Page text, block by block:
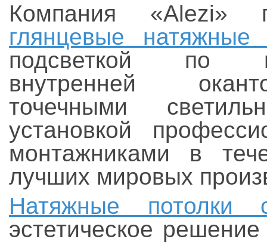
Компания «Alezi»
глянцевые натяжные
подсветкой по
внутренней
точечными
установкой
монтажниками в
лучших мировых
Натяжные потолки
эстетическое